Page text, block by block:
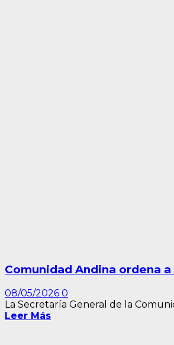
Comunidad Andina ordena
08/05/2026 0
La Secretaría General de la
Leer Más